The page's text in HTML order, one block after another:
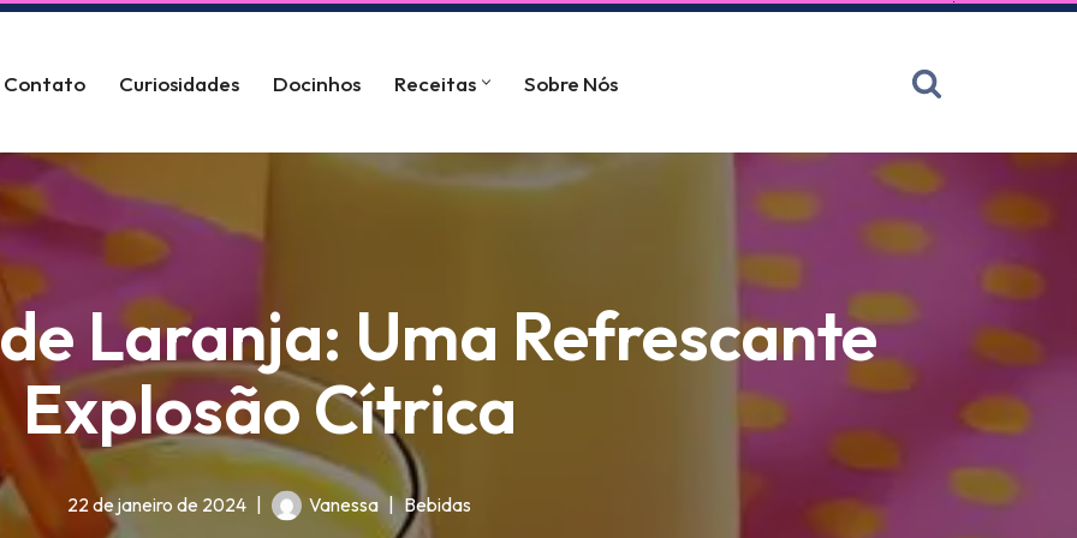
Contato Curiosidades Docinhos Receitas Sobre Nós
Laranja: Uma Refrescante
Explosão Cítrica
22 de janeiro de 2024 Vanessa Bebidas